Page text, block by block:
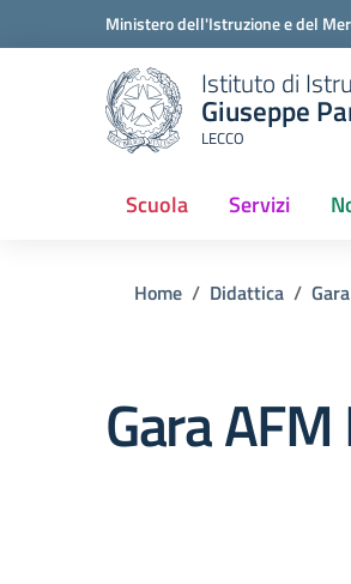
Ministero dell'Istruzione e del
Istituto di
Giuseppe
LECCO
Scuola Servizi
Home Didattica
Gara AFM